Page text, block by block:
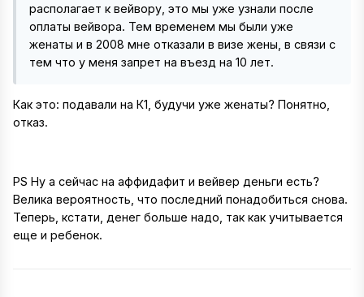
располагает к вейвору, это мы уже узнали после
оплаты вейвора. Тем временем мы были уже
женаты и в 2008 мне отказали в визе жены, в связи с
тем что у меня запрет на въезд на 10 лет.
Как это: подавали на К1, будучи уже женаты? Понятно,
отказ.
PS Ну а сейчас на аффидафит и вейвер деньги есть?
Велика вероятность, что последний понадобиться снова.
Теперь, кстати, денег больше надо, так как учитывается
еще и ребенок.